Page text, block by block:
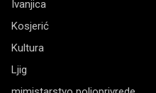
Ivanjica
Kosjerić
Kultura
Ljig